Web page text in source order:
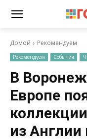
Домой Рекомендуем
Рекомендуем События
В
Европе
из Англии